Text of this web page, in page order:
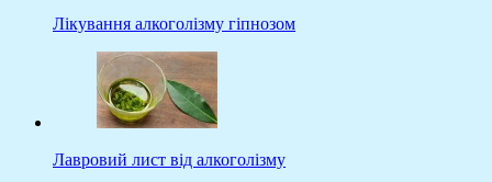
Лікування алкоголізму гіпнозом
Лавровий лист від алкоголізму